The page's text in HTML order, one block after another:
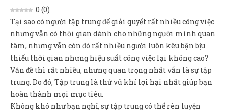
Sản Phẩm
Giúp đỡ
Liên hệ
0 (0)
Tại sao có người tập trung để giải quyết rất nhiều công việc
nhưng vẫn có thời gian dành cho những người mình quan
tâm, nhưng vẫn còn đó rất nhiều người luôn kêu bận bịu
thiếu thời gian nhưng hiệu suất công việc lại không cao?
Vấn đề thì rất nhiều, nhưng quan trọng nhất vẫn là sự tập
trung. Do đó, Tập trung là thứ vũ khí lợi hại nhất giúp bạn
hoàn thành mọi mục tiêu.
Không khó như bạn nghĩ, sự tập trung có thể rèn luyện